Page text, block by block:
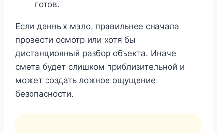
готов.
Если данных мало, правильнее сначала
провести осмотр или хотя бы
дистанционный разбор объекта. Иначе
смета будет слишком приблизительной и
может создать ложное ощущение
безопасности.